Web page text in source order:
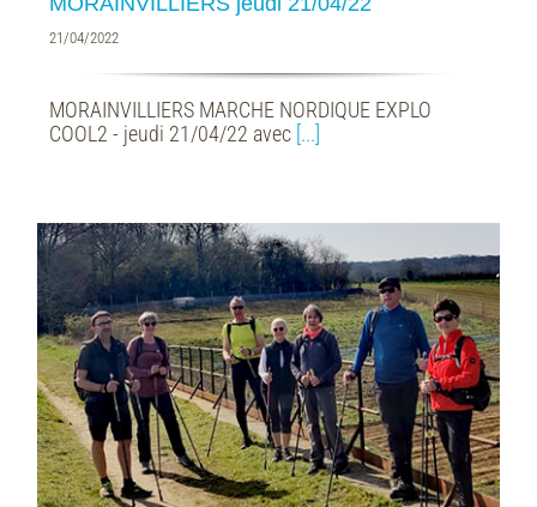
21/04/2022
MORAINVILLIERS MARCHE NORDIQUE EXPLO
COOL2 - jeudi 21/04/22 avec [...]